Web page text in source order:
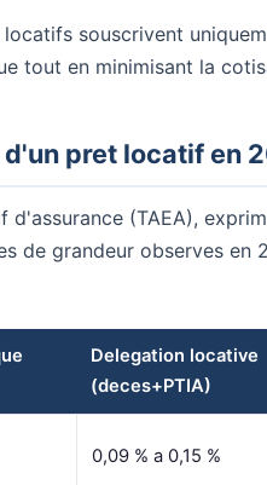
souscrivent
tout en minimisant la
pret locatif en
(TAEA),
de grandeur observes en
Delegation locative
(deces+PTIA)
0,09 % a 0,15 %